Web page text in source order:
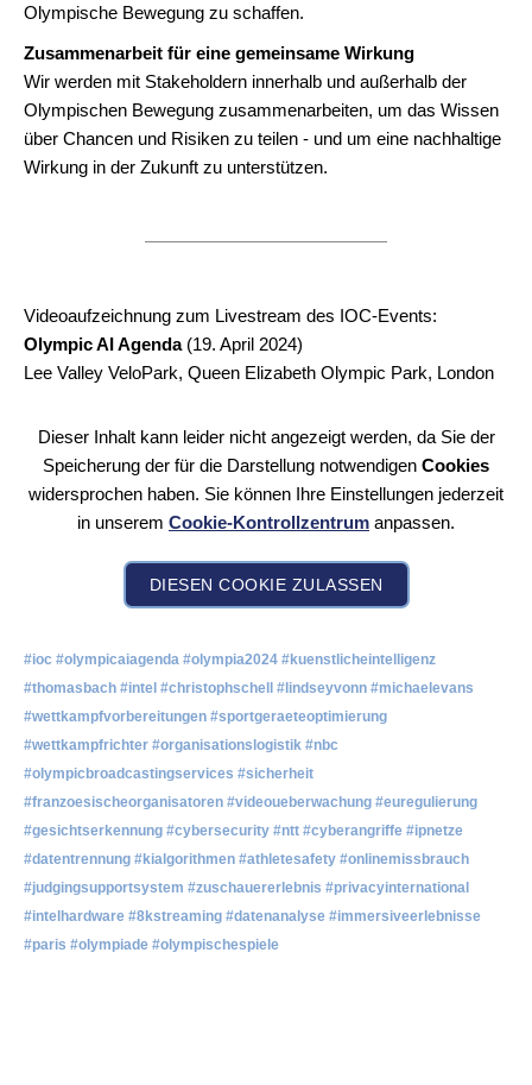
Olympische Bewegung zu schaffen.
Zusammenarbeit für eine gemeinsame Wirkung
Wir werden mit Stakeholdern innerhalb und außerhalb der
Olympischen Bewegung zusammenarbeiten, um das Wissen
über Chancen und Risiken zu teilen - und um eine nachhaltige
Wirkung in der Zukunft zu unterstützen.
Videoaufzeichnung zum Livestream des IOC-Events:
Olympic AI Agenda (19. April 2024)
Lee Valley VeloPark, Queen Elizabeth Olympic Park, London
Dieser Inhalt kann leider nicht angezeigt werden, da Sie der
Speicherung der für die Darstellung notwendigen Cookies
widersprochen haben. Sie können Ihre Einstellungen jederzeit
in unserem Cookie-Kontrollzentrum anpassen.
DIESEN COOKIE ZULASSEN
#ioc #olympicaiagenda #olympia2024 #kuenstlicheintelligenz
#thomasbach #intel #christophschell #lindseyvonn #michaelevans
#wettkampfvorbereitungen #sportgeraeteoptimierung
#wettkampfrichter #organisationslogistik #nbc
#olympicbroadcastingservices #sicherheit
#franzoesischeorganisatoren #videoueberwachung #euregulierung
#gesichtserkennung #cybersecurity #ntt #cyberangriffe #ipnetze
#datentrennung #kialgorithmen #athletesafety #onlinemissbrauch
#judgingsupportsystem #zuschauererlebnis #privacyinternational
#intelhardware #8kstreaming #datenanalyse #immersiveerlebnisse
#paris #olympiade #olympischespiele